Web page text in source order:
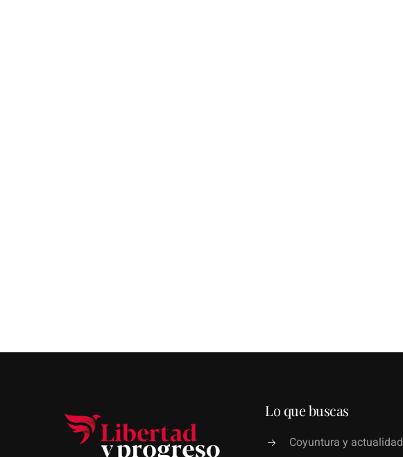
Lo que buscas
Coyuntura y actualidad